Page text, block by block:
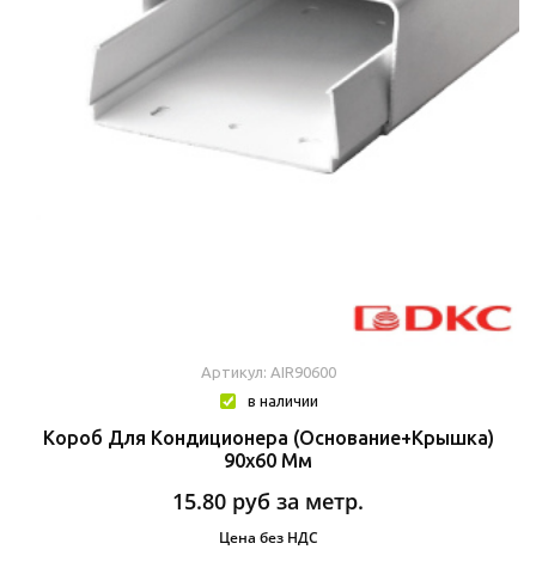
Артикул: AIR90600
в наличии
Короб Для Кондиционера (основание+крышка)
90х60 Мм
15.80 руб за метр.
Цена без НДС